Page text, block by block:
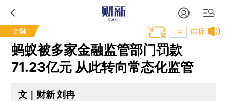
金融 试听
T中
蚂蚁被多家金融监管部门罚款
71.23亿元 从此转向常态化监管
文｜财新 刘冉